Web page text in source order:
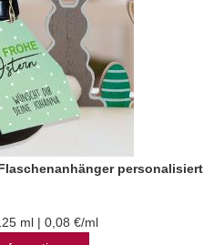
personalisiert
ml | 0,08 €/ml